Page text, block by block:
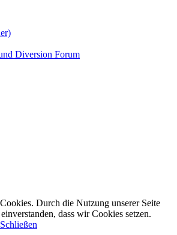
Diversion Forum
Durch die Nutzung unserer Seite
dass wir Cookies setzen.
Schließen